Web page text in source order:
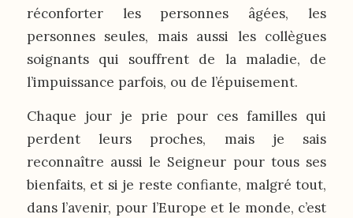
réconforter les personnes âgées, les
personnes seules, mais aussi les collègues
soignants qui souffrent de la maladie, de
l’impuissance parfois, ou de l’épuisement.
Chaque jour je prie pour ces familles qui
perdent leurs proches, mais je sais
reconnaître aussi le Seigneur pour tous ses
bienfaits, et si je reste confiante, malgré tout,
dans l’avenir, pour l’Europe et le monde, c’est